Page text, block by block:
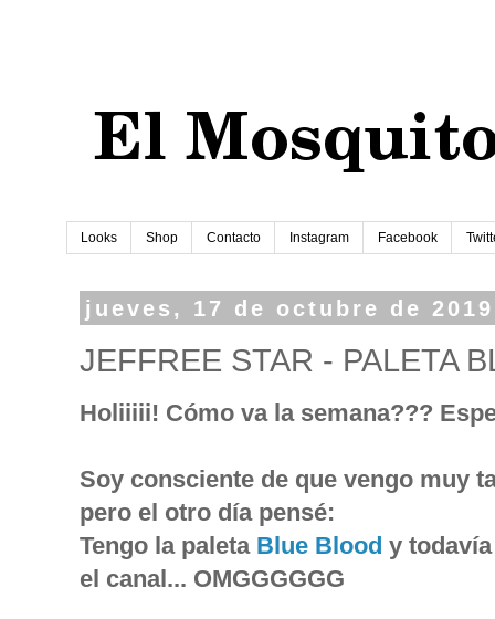
Looks Shop Contacto Instagram Facebook
jueves, 17 de octubre de 2019
JEFFREE STAR - PALETA
Holiiiii! Cómo va la semana???
Soy consciente de que vengo muy
pero el otro día pensé:
Tengo la paleta Blue Blood y
el canal... OMGGGGGG